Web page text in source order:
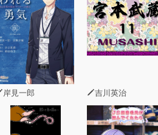
岸見一郎 吉川英治